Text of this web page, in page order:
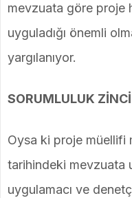
mevzuata göre proje
uyguladığı önemli
yargılanıyor.
SORUMLULUK
Oysa ki proje müellifi
tarihindeki mevzuata
uygulamacı ve